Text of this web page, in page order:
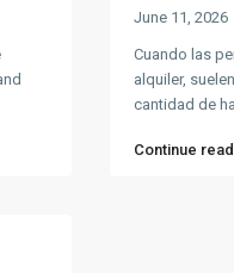
June 11, 2026
Cuando las
alquiler,
cantidad de
Continue